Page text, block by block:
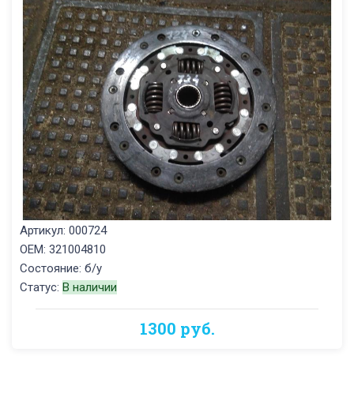
Артикул: 000724
OEM: 321004810
Состояние: б/у
Статус: В наличии
1300 руб.